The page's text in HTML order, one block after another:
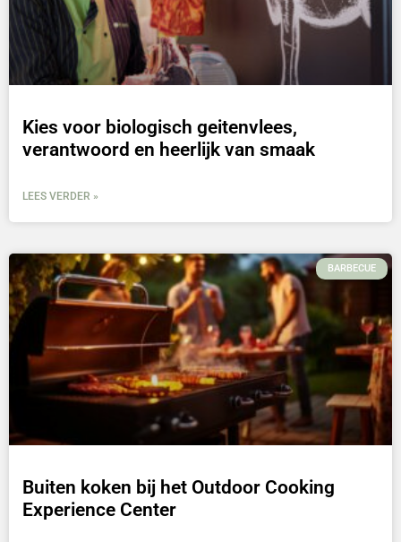
Kies voor biologisch geitenvlees,
verantwoord en heerlijk van smaak
LEES VERDER »
BARBECUE
Buiten koken bij het Outdoor Cooking
Experience Center